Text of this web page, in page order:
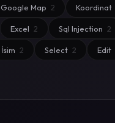
Google Map 2 Koordinat
Excel 2 Sql Injection 2
İsim 2 Select 2 Edit